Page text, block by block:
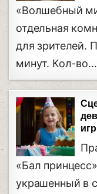
«Волшебный
отдельная
для зрителей.
минут. Кол-во…
«Бал
украшенный в